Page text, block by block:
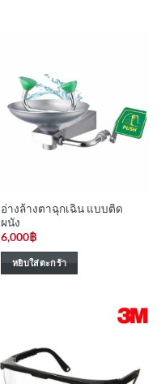
อ่างล้างตาฉุกเฉิน แบบติด
ผนัง
6,000฿
หยิบใส่ตะกร้า